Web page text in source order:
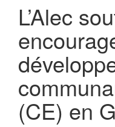
L’Alec
(CE) en